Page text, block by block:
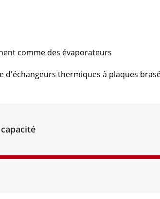
comme des évaporateurs
d'échangeurs thermiques à plaques